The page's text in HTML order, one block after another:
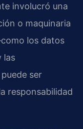
involucró una
o maquinaria
los datos
las
ser
responsabilidad